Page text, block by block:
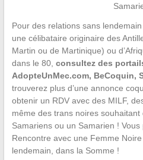
Pour des relations sans
une célibataire originaire des
Martin ou de Martinique) ou
dans le 80, consultez des
AdopteUnMec.com, BeCoquin,
trouverez plus d’une annonce
obtenir un RDV avec des MILF,
même des trans noires
Samariens ou un Samarien !
Rencontre avec une Femme
lendemain, dans la Somme !